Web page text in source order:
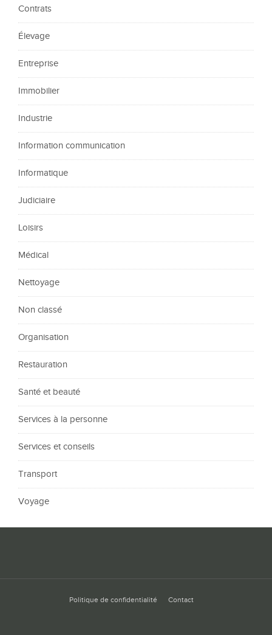
Contrats
Élevage
Entreprise
Immobilier
Industrie
Information communication
Informatique
Judiciaire
Loisirs
Médical
Nettoyage
Non classé
Organisation
Restauration
Santé et beauté
Services à la personne
Services et conseils
Transport
Voyage
Politique de confidentialité Contact